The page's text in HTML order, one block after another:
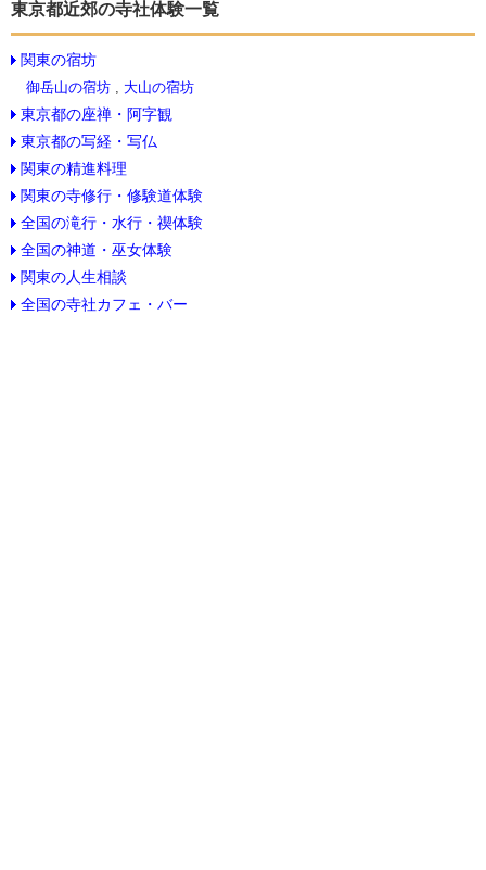
東京都近郊の寺社体験一覧
関東の宿坊
御岳山の宿坊 , 大山の宿坊
東京都の座禅・阿字観
東京都の写経・写仏
関東の精進料理
関東の寺修行・修験道体験
全国の滝行・水行・禊体験
全国の神道・巫女体験
関東の人生相談
全国の寺社カフェ・バー